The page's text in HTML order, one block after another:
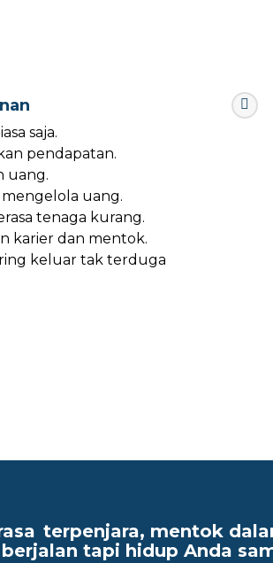
saja.
pendapatan.
uang.
uang.
tenaga kurang.
karier dan mentok.
keluar tak terduga
terpenjara, mentok
tapi hidup Anda